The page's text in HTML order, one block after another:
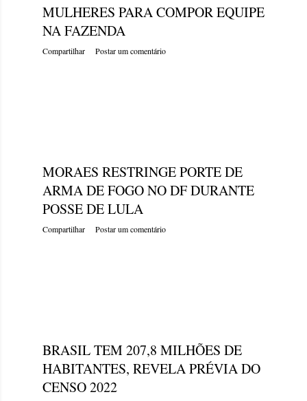
MULHERES PARA COMPOR EQUIPE
NA FAZENDA
Compartilhar Postar um comentário
MORAES RESTRINGE PORTE DE
ARMA DE FOGO NO DF DURANTE
POSSE DE LULA
Compartilhar Postar um comentário
BRASIL TEM 207,8 MILHÕES DE
HABITANTES, REVELA PRÉVIA DO
CENSO 2022